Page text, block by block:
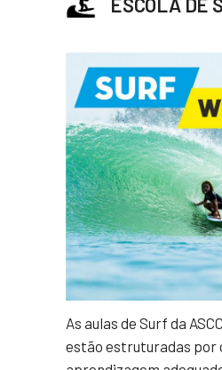
As aulas de Surf da
estão estruturadas por